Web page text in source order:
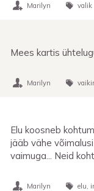
Marilyn valik
Mees kartis
Marilyn
Elu koosneb
jääb vähe
vaimuga... Neid
Marilyn elu